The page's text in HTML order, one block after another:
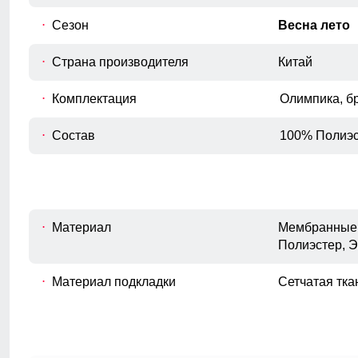
зауженными, что добавляет разнообразия в стиль и
предпочтения. Этот элемент дизайна делает брюки
более функциональными и удобными, обеспечивая
зависимости от настроения или повода.
Для выбора идеального
Измеряется от верхней точки плеча до
C
Расстояние от подмышечного шва
D
Измеряется вокруг верхней части
Сезон Весна лето
Страна производителя Китай
Комплектация Олимпика,
Состав 100%
Материал
Полиэстер,
Материал подкладки Сетчатая